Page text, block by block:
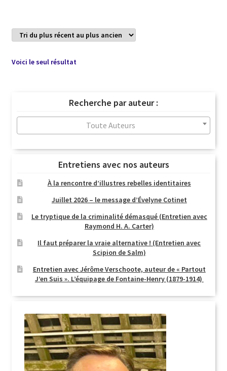
Voici le seul résultat
Recherche par auteur :
Toute Auteurs
Entretiens avec nos auteurs
À la rencontre d’illustres rebelles identitaires
Juillet 2026 – le message d’Évelyne Cotinet
Le tryptique de la criminalité démasqué (Entretien avec
Raymond H. A. Carter)
Il faut préparer la vraie alternative ! (Entretien avec
Scipion de Salm)
Entretien avec Jérôme Verschoote, auteur de « Partout
J’en Suis ». L’équipage de Fontaine-Henry (1879-1914)